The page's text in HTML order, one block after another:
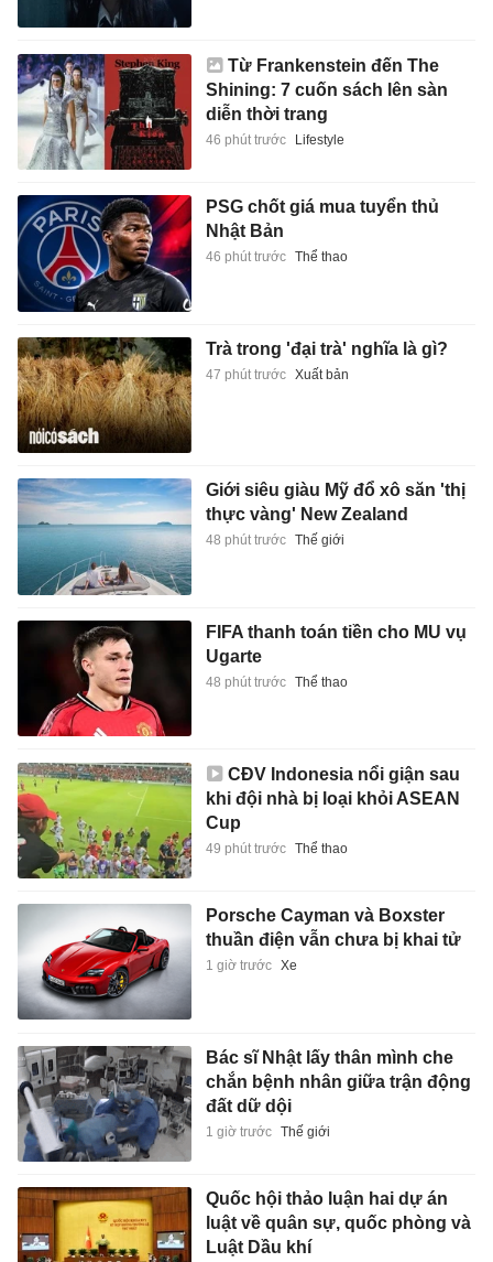
Từ Frankenstein đến The
Shining: 7 cuốn sách lên sàn
diễn thời trang
46 phút trước Lifestyle
PSG chốt giá mua tuyển thủ
Nhật Bản
46 phút trước Thể thao
Trà trong 'đại trà' nghĩa là gì?
47 phút trước Xuất bản
Giới siêu giàu Mỹ đổ xô săn 'thị
thực vàng' New Zealand
48 phút trước Thế giới
FIFA thanh toán tiền cho MU vụ
Ugarte
48 phút trước Thể thao
CĐV Indonesia nổi giận sau
khi đội nhà bị loại khỏi ASEAN
Cup
49 phút trước Thể thao
Porsche Cayman và Boxster
thuần điện vẫn chưa bị khai tử
1 giờ trước Xe
Bác sĩ Nhật lấy thân mình che
chắn bệnh nhân giữa trận động
đất dữ dội
1 giờ trước Thế giới
Quốc hội thảo luận hai dự án
luật về quân sự, quốc phòng và
Luật Dầu khí